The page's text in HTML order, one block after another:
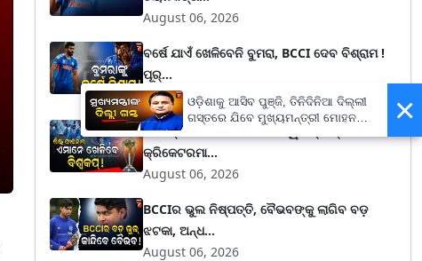
August 06, 2026
ବର୍ଷେ ଯାଏଁ ଖେଳିବେନି ବୁମରା, BCCI ଦେବ ବିଶ୍ରାମ !
ପୂର୍...
August 06, 2026
ଗାଭାସ୍କର ଘୋଷଣା କଲେ ବିଶ୍ୱକପ୍ ଟିମ୍ : ଏହି
କ୍ରିକେଟରମା...
August 06, 2026
BCCIର ଭୁଲ ନିଷ୍ପତ୍ତି, ବୈଭବଙ୍କୁ ଲାଗିବ ବଡ଼
ଝଟକା, ଅନ୍ଧ...
August 06, 2026
×
ଓଡ଼ିଶାକୁ ଆସିବ ପୁଞ୍ଜି, ତିନିଦିନିଆ ଦିଲ୍ଲୀ
ଗସ୍ତରେ ଯିବେ ମୁଖ୍ୟମନ୍ତ୍ରୀ ମୋହନ
ମାଝୀ